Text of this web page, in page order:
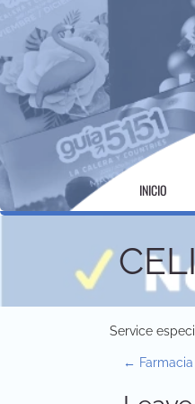
content
INICIO
Service
P
←